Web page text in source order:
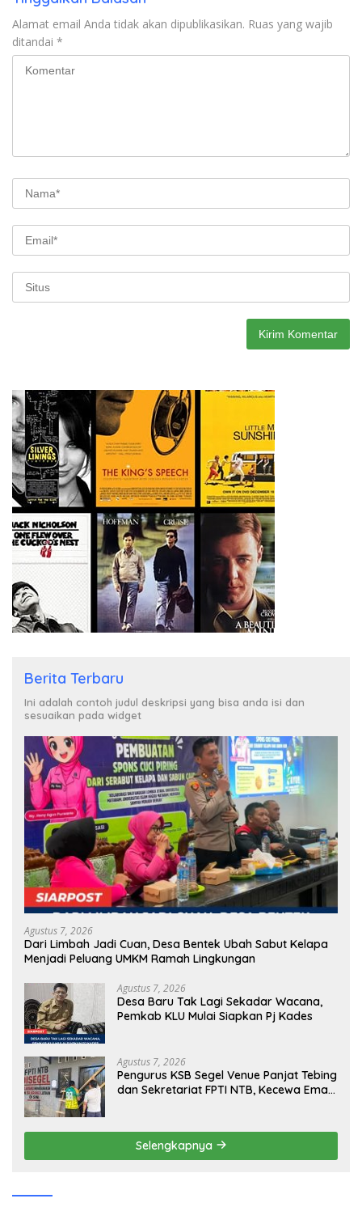
Alamat email Anda tidak akan dipublikasikan. Ruas yang wajib
ditandai *
Berita Terbaru
Ini adalah contoh judul deskripsi yang bisa anda isi dan
sesuaikan pada widget
Agustus 7, 2026
Dari Limbah Jadi Cuan, Desa Bentek Ubah Sabut Kelapa
Menjadi Peluang UMKM Ramah Lingkungan
Agustus 7, 2026
Desa Baru Tak Lagi Sekadar Wacana,
Pemkab KLU Mulai Siapkan Pj Kades
Agustus 7, 2026
Pengurus KSB Segel Venue Panjat Tebing
dan Sekretariat FPTI NTB, Kecewa Emas
Selengkapnya